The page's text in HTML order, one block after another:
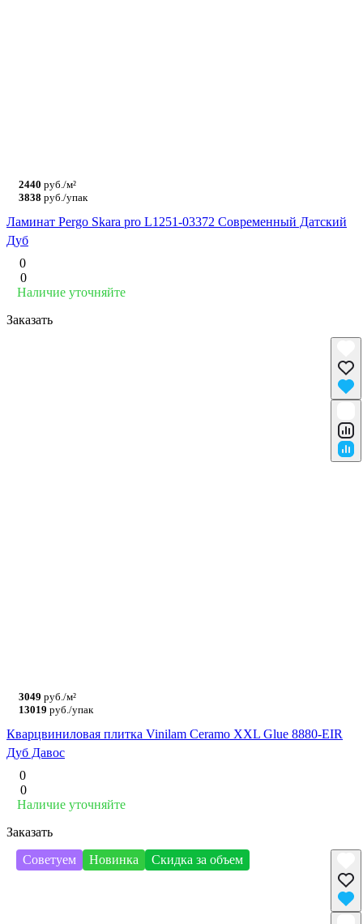
2440 руб./м²
3838 руб./упак
Ламинат Pergo Skara pro L1251-03372 Современный Датский
Дуб
0
0
Наличие уточняйте
Заказать
3049 руб./м²
13019 руб./упак
Кварцвиниловая плитка Vinilam Ceramo XXL Glue 8880-EIR
Дуб Давос
0
0
Наличие уточняйте
Заказать
Советуем
Новинка Скидка за объем